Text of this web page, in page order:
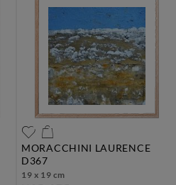
MORACCHINI LAURENCE
d367
19 x 19 cm